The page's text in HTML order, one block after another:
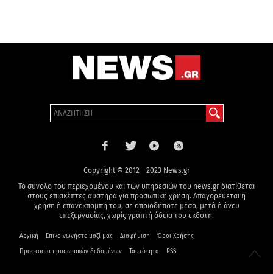
Copyright © 2012 - 2023 News.gr
Το σύνολο του περιεχομένου και των υπηρεσιών του news.gr διατίθεται
στους επισκέπτες αυστηρά για προσωπική χρήση. Απαγορεύεται η
χρήση ή επανεκπομπή του, σε οποιοδήποτε μέσο, μετά ή άνευ
επεξεργασίας, χωρίς γραπτή άδεια του εκδότη.
Αρχική Επικοινωνήστε μαζί μας Διαφήμιση Όροι Χρήσης
Προστασία προσωπικών δεδομένων Ταυτότητα RSS